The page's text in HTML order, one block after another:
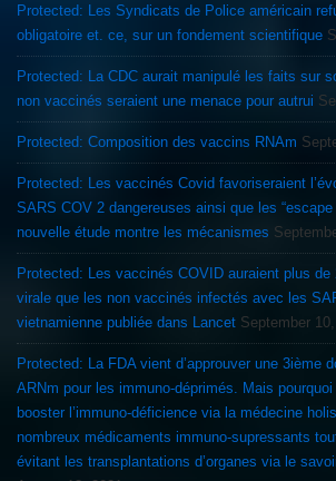
Protected: Les Syndicats de Police américain
obligatoire et. ce, sur un fondement scientifique
Protected: La CDC aurait manipulé les faits sur
non vaccinés seraient une menace pour autrui
Protected: Composition des vaccins RNAm
Protected: Les vaccinés Covid favoriseraient l’évolution des mutations
SARS COV 2 dangereuses ainsi que les
nouvelle étude montre les mécanismes
Protected: Les vaccinés COVID auraient plus de
virale que les non vaccinés infectés avec les
vietnamienne publiée dans Lancet September 10,
Protected: La FDA vient d’approuver une 3ième
ARNm pour les immuno-déprimés. Mais
booster l’immuno-déficience via la médecine
nombreux médicaments immuno-supressants
évitant les transplantations d’organes via le